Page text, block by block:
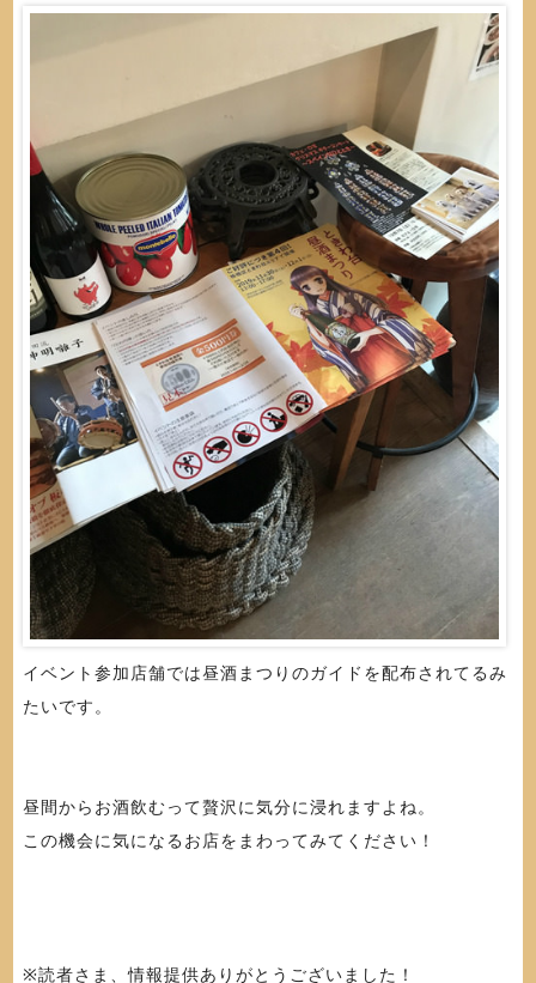
イベント参加店舗では昼酒まつりのガイドを配布されてるみ
たいです。
昼間からお酒飲むって贅沢に気分に浸れますよね。
この機会に気になるお店をまわってみてください！
※読者さま、情報提供ありがとうございました！